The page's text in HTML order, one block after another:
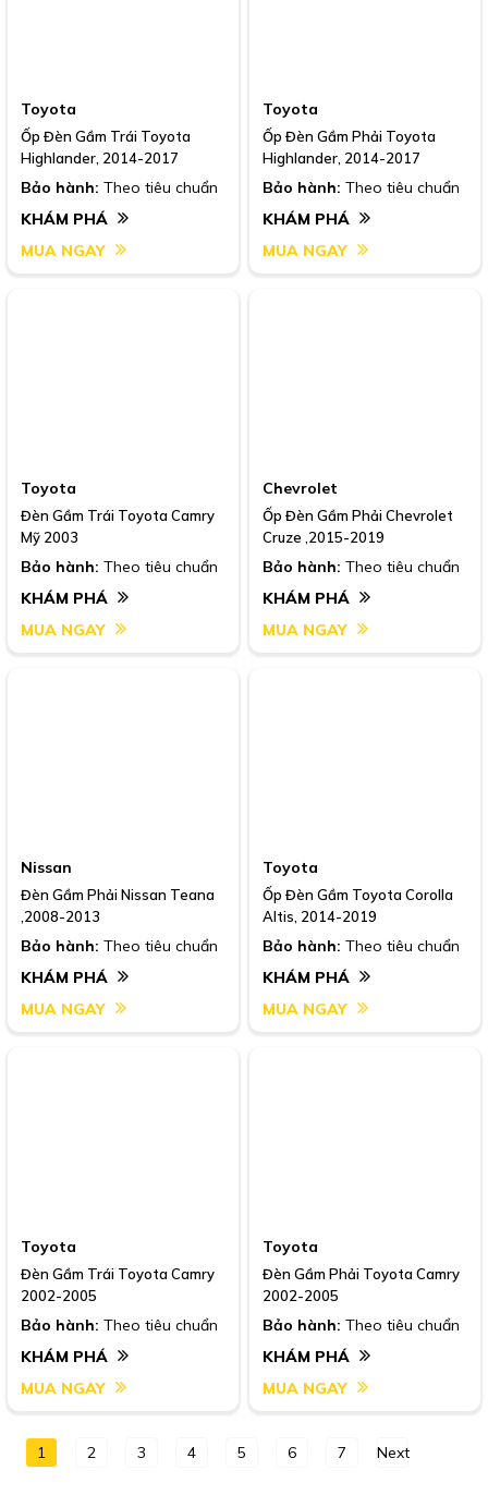
Toyota
Ốp Đèn Gầm Trái Toyota
Highlander, 2014-2017
Bảo hành: Theo tiêu chuẩn
KHÁM PHÁ
MUA NGAY
Toyota
Ốp Đèn Gầm Phải Toyota
Highlander, 2014-2017
Bảo hành: Theo tiêu chuẩn
KHÁM PHÁ
MUA NGAY
Toyota
Đèn Gầm Trái Toyota Camry
Mỹ 2003
Bảo hành: Theo tiêu chuẩn
KHÁM PHÁ
MUA NGAY
Chevrolet
Ốp Đèn Gầm Phải Chevrolet
Cruze ,2015-2019
Bảo hành: Theo tiêu chuẩn
KHÁM PHÁ
MUA NGAY
Nissan
Đèn Gầm Phải Nissan Teana
,2008-2013
Bảo hành: Theo tiêu chuẩn
KHÁM PHÁ
MUA NGAY
Toyota
Ốp Đèn Gầm Toyota Corolla
Altis, 2014-2019
Bảo hành: Theo tiêu chuẩn
KHÁM PHÁ
MUA NGAY
Toyota
Đèn Gầm Trái Toyota Camry
2002-2005
Bảo hành: Theo tiêu chuẩn
KHÁM PHÁ
MUA NGAY
Toyota
Đèn Gầm Phải Toyota Camry
2002-2005
Bảo hành: Theo tiêu chuẩn
KHÁM PHÁ
MUA NGAY
1 2 3 4 5 6 7 Next